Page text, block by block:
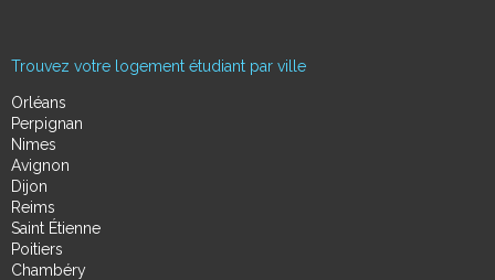
Trouvez votre logement étudiant par ville
Orléans
Perpignan
Nimes
Avignon
Dijon
Reims
Saint Étienne
Poitiers
Chambéry